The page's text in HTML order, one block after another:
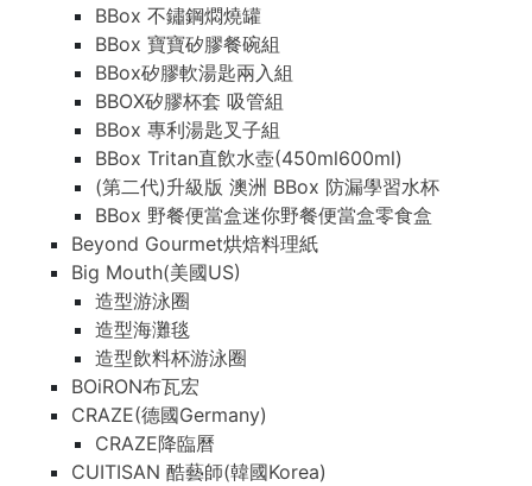
BBox 不鏽鋼燜燒罐
BBox 寶寶矽膠餐碗組
BBox矽膠軟湯匙兩入組
BBOX矽膠杯套 吸管組
BBox 專利湯匙叉子組
BBox Tritan直飲水壺(450ml600ml)
(第二代)升級版 澳洲 BBox 防漏學習水杯
BBox 野餐便當盒迷你野餐便當盒零食盒
Beyond Gourmet烘焙料理紙
Big Mouth(美國US)
造型游泳圈
造型海灘毯
造型飲料杯游泳圈
BOiRON布瓦宏
CRAZE(德國Germany)
CRAZE降臨曆
CUITISAN 酷藝師(韓國Korea)